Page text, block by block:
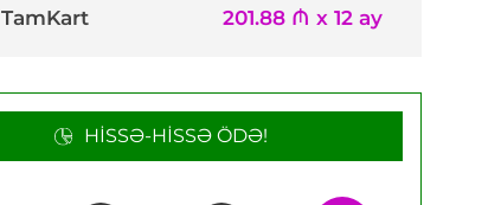
TamKart 201.88 ₼ x 12 ay
HISSƏ-HISSƏ ÖDƏ!